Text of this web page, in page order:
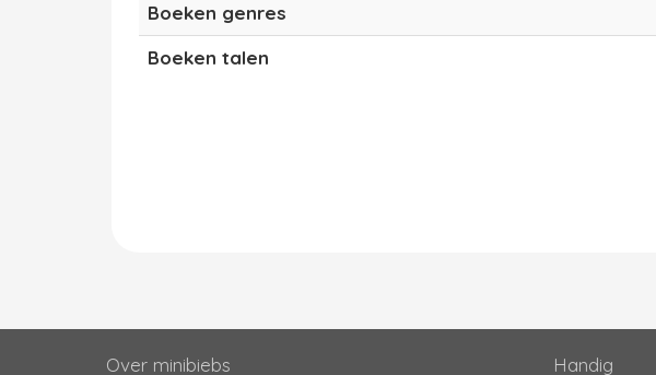
Boeken genres
Boeken talen
Over minibiebs Handig